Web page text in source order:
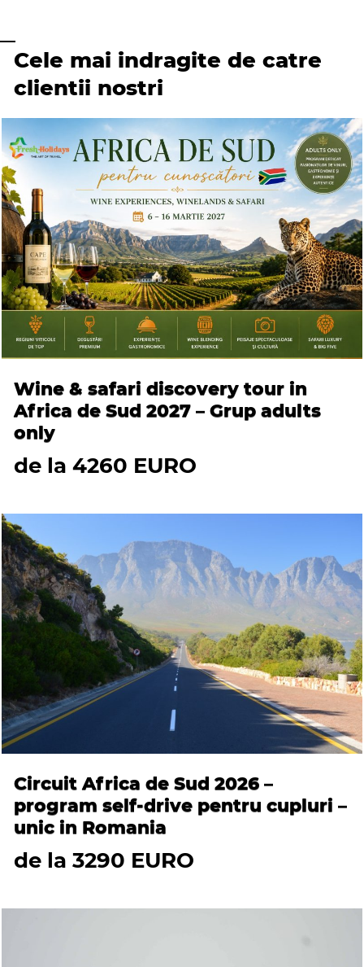
Cele mai indragite de catre
clientii nostri
Wine & safari discovery tour in
Africa de Sud 2027 – Grup adults
only
de la 4260 EURO
Circuit Africa de Sud 2026 –
program self-drive pentru cupluri –
unic in Romania
de la 3290 EURO